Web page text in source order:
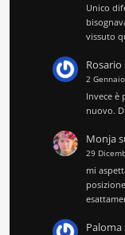
Unico
vissuto
Rosario
2
Invece è
nuovo.
Monja
29
mi
Paloma